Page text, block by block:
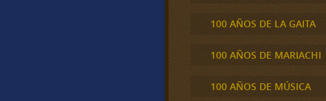
100 AÑOS DE LA GAITA
100 AÑOS DE MARIACHI
100 AÑOS DE MÚSICA